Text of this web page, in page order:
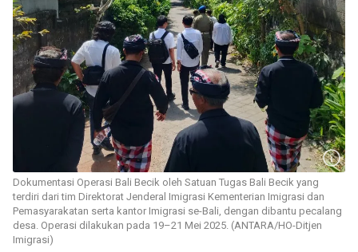
Dokumentasi Operasi Bali Becik oleh Satuan Tugas Bali Becik yang
terdiri dari tim Direktorat Jenderal Imigrasi Kementerian Imigrasi dan
Pemasyarakatan serta kantor Imigrasi se-Bali, dengan dibantu pecalang
desa. Operasi dilakukan pada 19–21 Mei 2025. (ANTARA/HO-Ditjen
Imigrasi)